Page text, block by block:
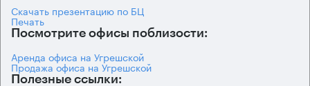
Скачать презентацию по БЦ
Печать
Посмотрите офисы поблизости:
Аренда офиса на Угрешской
Продажа офиса на Угрешской
Полезные ссылки: